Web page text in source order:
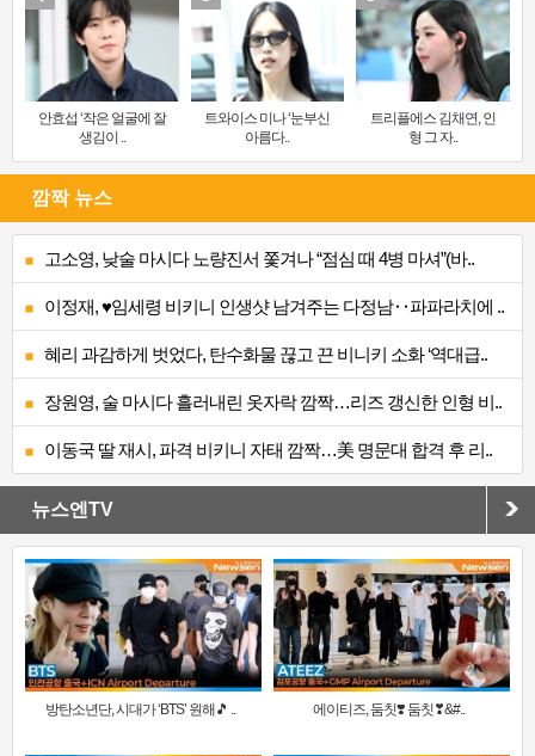
안효섭 ‘작은 얼굴에 잘
생김이 ..
트와이스 미나 ‘눈부신
아름다..
트리플에스 김채연, 인
형 그 자..
깜짝 뉴스
고소영, 낮술 마시다 노량진서 쫓겨나 “점심 때 4병 마셔”(바..
이정재, ♥임세령 비키니 인생샷 남겨주는 다정남‥파파라치에 ..
혜리 과감하게 벗었다, 탄수화물 끊고 끈 비니키 소화 ‘역대급..
장원영, 술 마시다 흘러내린 옷자락 깜짝…리즈 갱신한 인형 비..
이동국 딸 재시, 파격 비키니 자태 깜짝…美 명문대 합격 후 리..
뉴스엔TV
방탄소년단, 시대가 ‘BTS’ 원해🎵 .. 에이티즈, 둠칫❣️ 둠칫❣&#..